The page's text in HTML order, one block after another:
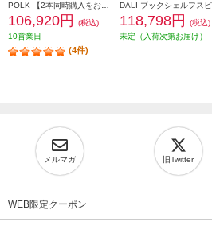
106,920円
(税込)
10営業日
(4件)
118,798円
(税込)
未定（入荷次第お届け）
メルマガ 旧Twitter
WEB限定クーポン